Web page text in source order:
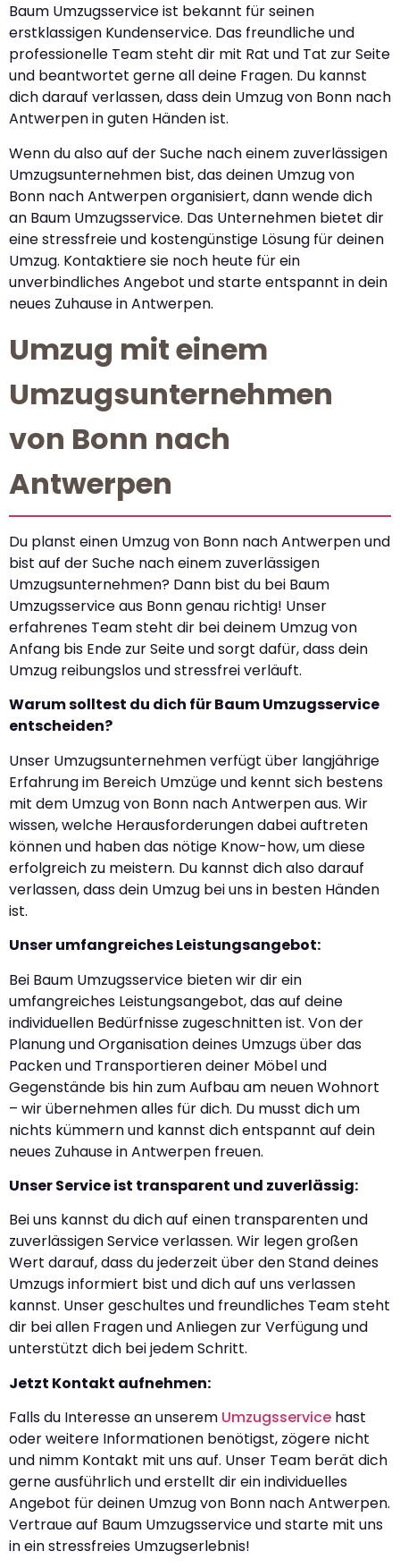
Baum Umzugsservice ist bekannt für seinen
erstklassigen Kundenservice. Das freundliche und
professionelle Team steht dir mit Rat und Tat zur Seite
und beantwortet gerne all deine Fragen. Du kannst
dich darauf verlassen, dass dein Umzug von Bonn nach
Antwerpen in guten Händen ist.
Wenn du also auf der Suche nach einem zuverlässigen
Umzugsunternehmen bist, das deinen Umzug von
Bonn nach Antwerpen organisiert, dann wende dich
an Baum Umzugsservice. Das Unternehmen bietet dir
eine stressfreie und kostengünstige Lösung für deinen
Umzug. Kontaktiere sie noch heute für ein
unverbindliches Angebot und starte entspannt in dein
neues Zuhause in Antwerpen.
Umzug mit einem
Umzugsunternehmen
von Bonn nach
Antwerpen
Du planst einen Umzug von Bonn nach Antwerpen und
bist auf der Suche nach einem zuverlässigen
Umzugsunternehmen? Dann bist du bei Baum
Umzugsservice aus Bonn genau richtig! Unser
erfahrenes Team steht dir bei deinem Umzug von
Anfang bis Ende zur Seite und sorgt dafür, dass dein
Umzug reibungslos und stressfrei verläuft.
Warum solltest du dich für Baum Umzugsservice
entscheiden?
Unser Umzugsunternehmen verfügt über langjährige
Erfahrung im Bereich Umzüge und kennt sich bestens
mit dem Umzug von Bonn nach Antwerpen aus. Wir
wissen, welche Herausforderungen dabei auftreten
können und haben das nötige Know-how, um diese
erfolgreich zu meistern. Du kannst dich also darauf
verlassen, dass dein Umzug bei uns in besten Händen
ist.
Unser umfangreiches Leistungsangebot:
Bei Baum Umzugsservice bieten wir dir ein
umfangreiches Leistungsangebot, das auf deine
individuellen Bedürfnisse zugeschnitten ist. Von der
Planung und Organisation deines Umzugs über das
Packen und Transportieren deiner Möbel und
Gegenstände bis hin zum Aufbau am neuen Wohnort
– wir übernehmen alles für dich. Du musst dich um
nichts kümmern und kannst dich entspannt auf dein
neues Zuhause in Antwerpen freuen.
Unser Service ist transparent und zuverlässig:
Bei uns kannst du dich auf einen transparenten und
zuverlässigen Service verlassen. Wir legen großen
Wert darauf, dass du jederzeit über den Stand deines
Umzugs informiert bist und dich auf uns verlassen
kannst. Unser geschultes und freundliches Team steht
dir bei allen Fragen und Anliegen zur Verfügung und
unterstützt dich bei jedem Schritt.
Jetzt Kontakt aufnehmen:
Falls du Interesse an unserem Umzugsservice hast
oder weitere Informationen benötigst, zögere nicht
und nimm Kontakt mit uns auf. Unser Team berät dich
gerne ausführlich und erstellt dir ein individuelles
Angebot für deinen Umzug von Bonn nach Antwerpen.
Vertraue auf Baum Umzugsservice und starte mit uns
in ein stressfreies Umzugserlebnis!